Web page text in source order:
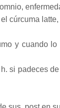
cúrcuma
y cuando
si padeces